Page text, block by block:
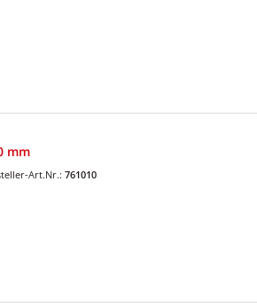
mm
Art.Nr.: 761010